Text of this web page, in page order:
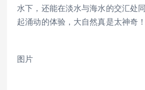
水下，还能在淡水与海水的交汇处
起涌动的体验，大自然真是太神奇！
图片